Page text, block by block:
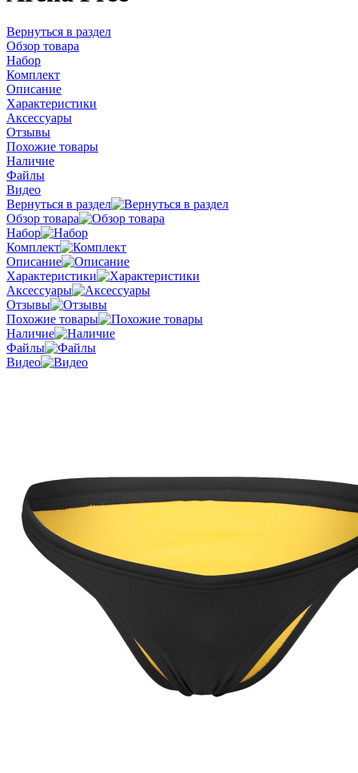
Вернуться в раздел
Обзор товара
Набор
Комплект
Описание
Характеристики
Аксессуары
Отзывы
Похожие товары
Наличие
Файлы
Видео
Вернуться в раздел
Обзор товара
Набор
Комплект
Описание
Характеристики
Аксессуары
Отзывы
Похожие товары
Наличие
Файлы
Видео